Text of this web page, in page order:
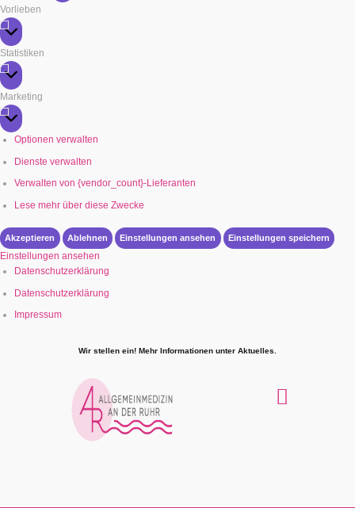
Vorlieben
Vorlieben
Statistiken
Statistiken
Marketing
Marketing
Optionen verwalten
Dienste verwalten
Verwalten von {vendor_count}-Lieferanten
Lese mehr über diese Zwecke
Akzeptieren Ablehnen Einstellungen ansehen Einstellungen speichern
Einstellungen ansehen
Datenschutzerklärung
Datenschutzerklärung
Impressum
Wir stellen ein! Mehr Informationen unter Aktuelles.